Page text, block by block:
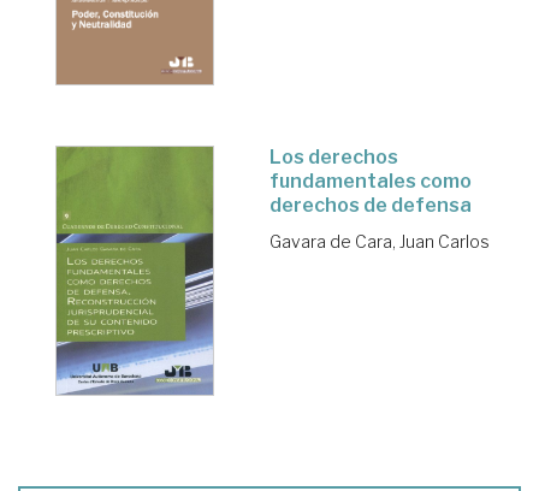
Los derechos
fundamentales como
derechos de defensa
Gavara de Cara, Juan Carlos